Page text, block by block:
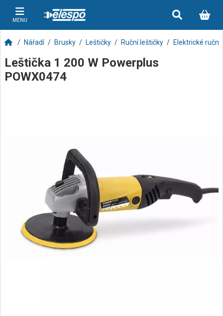
MENU
Nářadí Brusky Leštičky Ruční leštičky Elektrické ruční
Leštička 1 200 W Powerplus
POWX0474